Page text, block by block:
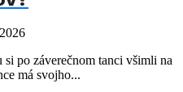
po záverečnom tanci všimli na
má svojho...